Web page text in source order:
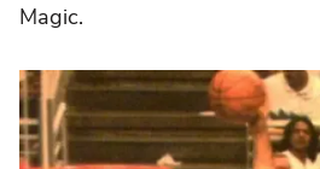
Magic.